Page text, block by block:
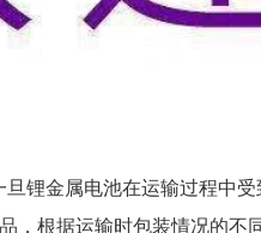
锂金属电池在运输过程中
，根据运输时包装情况的不